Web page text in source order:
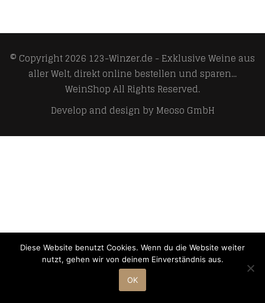
© Copyright 2026 123-Winzer.de - Exklusive Weine aus
aller Welt, direkt online bestellen und sparen...
WeinShopAll Rights Reserved.
Develop and design byMeoso GmbH
Diese Website benutzt Cookies. Wenn du die Website weiter
nutzt, gehen wir von deinem Einverständnis aus.
OK